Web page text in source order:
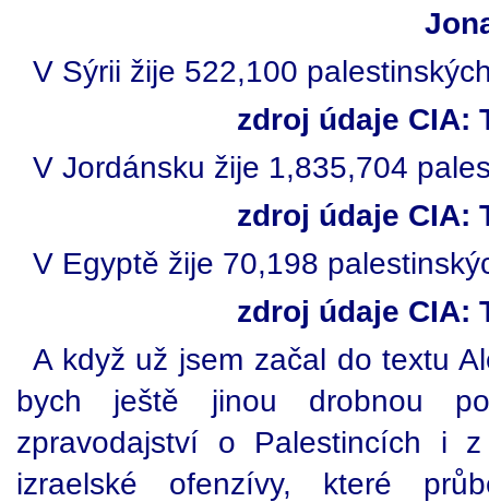
V Sýrii žije 522,100
zdroj údaje CIA:
V Jordánsku žije 1,835,704
zdroj údaje CIA:
V Egyptě žije 70,198
zdroj údaje CIA:
A když už jsem začal do textu
bych ještě jinou drobnou
zpravodajství o Palestincích i
izraelské ofenzívy, které